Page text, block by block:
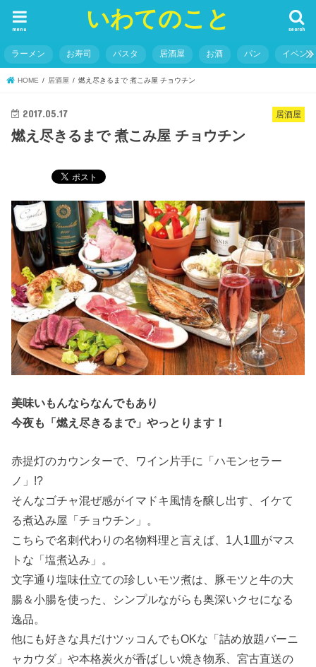
いわてのこと search
menu
ラーメン お寿司 パスタ 居酒屋 お酒 パン イベント
HOME 居酒屋 燃え尽きるまで 煮こみ屋 チョウチン
居酒屋
2017.05.17
燃え尽きるまで 煮こみ屋 チョウチン
美味いもんならなんでもあり
今夜も「燃え尽きるまで」やっとります！
赤提灯のカウンターで、ワイン片手に「ハモンセラー
ノ」!?
そんなゴチャ混ぜ感がイマドキ風情を醸し出す、イケて
る煮込み屋「チョウチン」。
こちらで名刺代わりの名物料理と言えば、1人1皿がマス
トな「塩煮込み」。
文字通り塩味仕立ての珍しいモツ煮は、豚モツと牛の大
腸＆小腸を使った、シンプルながらも奥深いクセになる
逸品。
他にも好きな具だけツッコんでもOKな「詰め放題バーニ
ャカウダ」や本格炭火が香ばしい焼き物系、宮古直送の